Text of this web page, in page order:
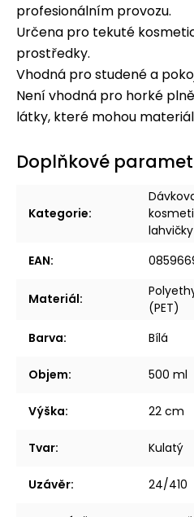
profesionálním provozu.
Určena pro tekuté
prostředky.
Vhodná pro studené a
Není vhodná pro horké
látky, které mohou
Doplňkové
Kategorie:
lahvičky
EAN:
Materiál:
(PET)
Barva: Bílá
Objem: 500 ml
Výška: 22 cm
Tvar: Kulatý
Uzávěr: 24/410